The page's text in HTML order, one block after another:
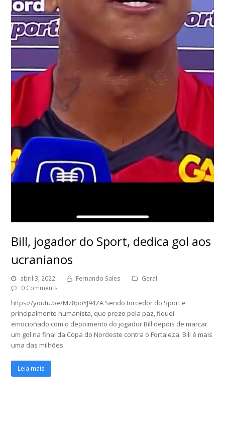
Bill, jogador do Sport, dedica gol aos
ucranianos
abril 3, 2022 Fernando Sales
Geral
0 Comments
https://youtu.be/Mz8poYJ94ZA Sendo torcedor do Sport e
principalmente humanista, que prezo pela paz, fiquei
emocionado com o depoimento do jogador Bill depois de marcar
um gol na final da Copa do Nordeste contra o Fortaleza. Bill é mais
uma das milhões…
Leia mais